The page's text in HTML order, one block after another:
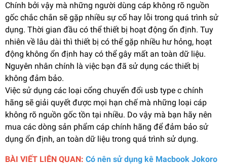
Chính bởi vậy mà những người dùng cáp không rõ nguồn
gốc chắc chắn sẽ gặp nhiều sự cố hay lỗi trong quá trình sử
dụng. Thời gian đầu có thể thiết bị hoạt động ổn định. Tuy
nhiên về lâu dài thì thiết bị có thể gặp nhiều hư hỏng, hoạt
động không ổn định hay có thể gây mất an toàn dữ liệu.
Nguyên nhân chính là việc bạn đã sử dụng các thiết bị
không đảm bảo.
Việc sử dụng các loại cổng chuyển đổi usb type c chính
hãng sẽ giải quyết được mọi hạn chế mà những loại cáp
không rõ nguồn gốc tồn tại nhiều. Do vậy mà bạn hãy nên
mua các dòng sản phẩm cáp chính hãng để đảm bảo sử
dụng ổn định, an toàn dữ liệu trong quá trình sử dụng.
BÀI VIẾT LIÊN QUAN: Có nên sử dụng kê Macbook Jokoro